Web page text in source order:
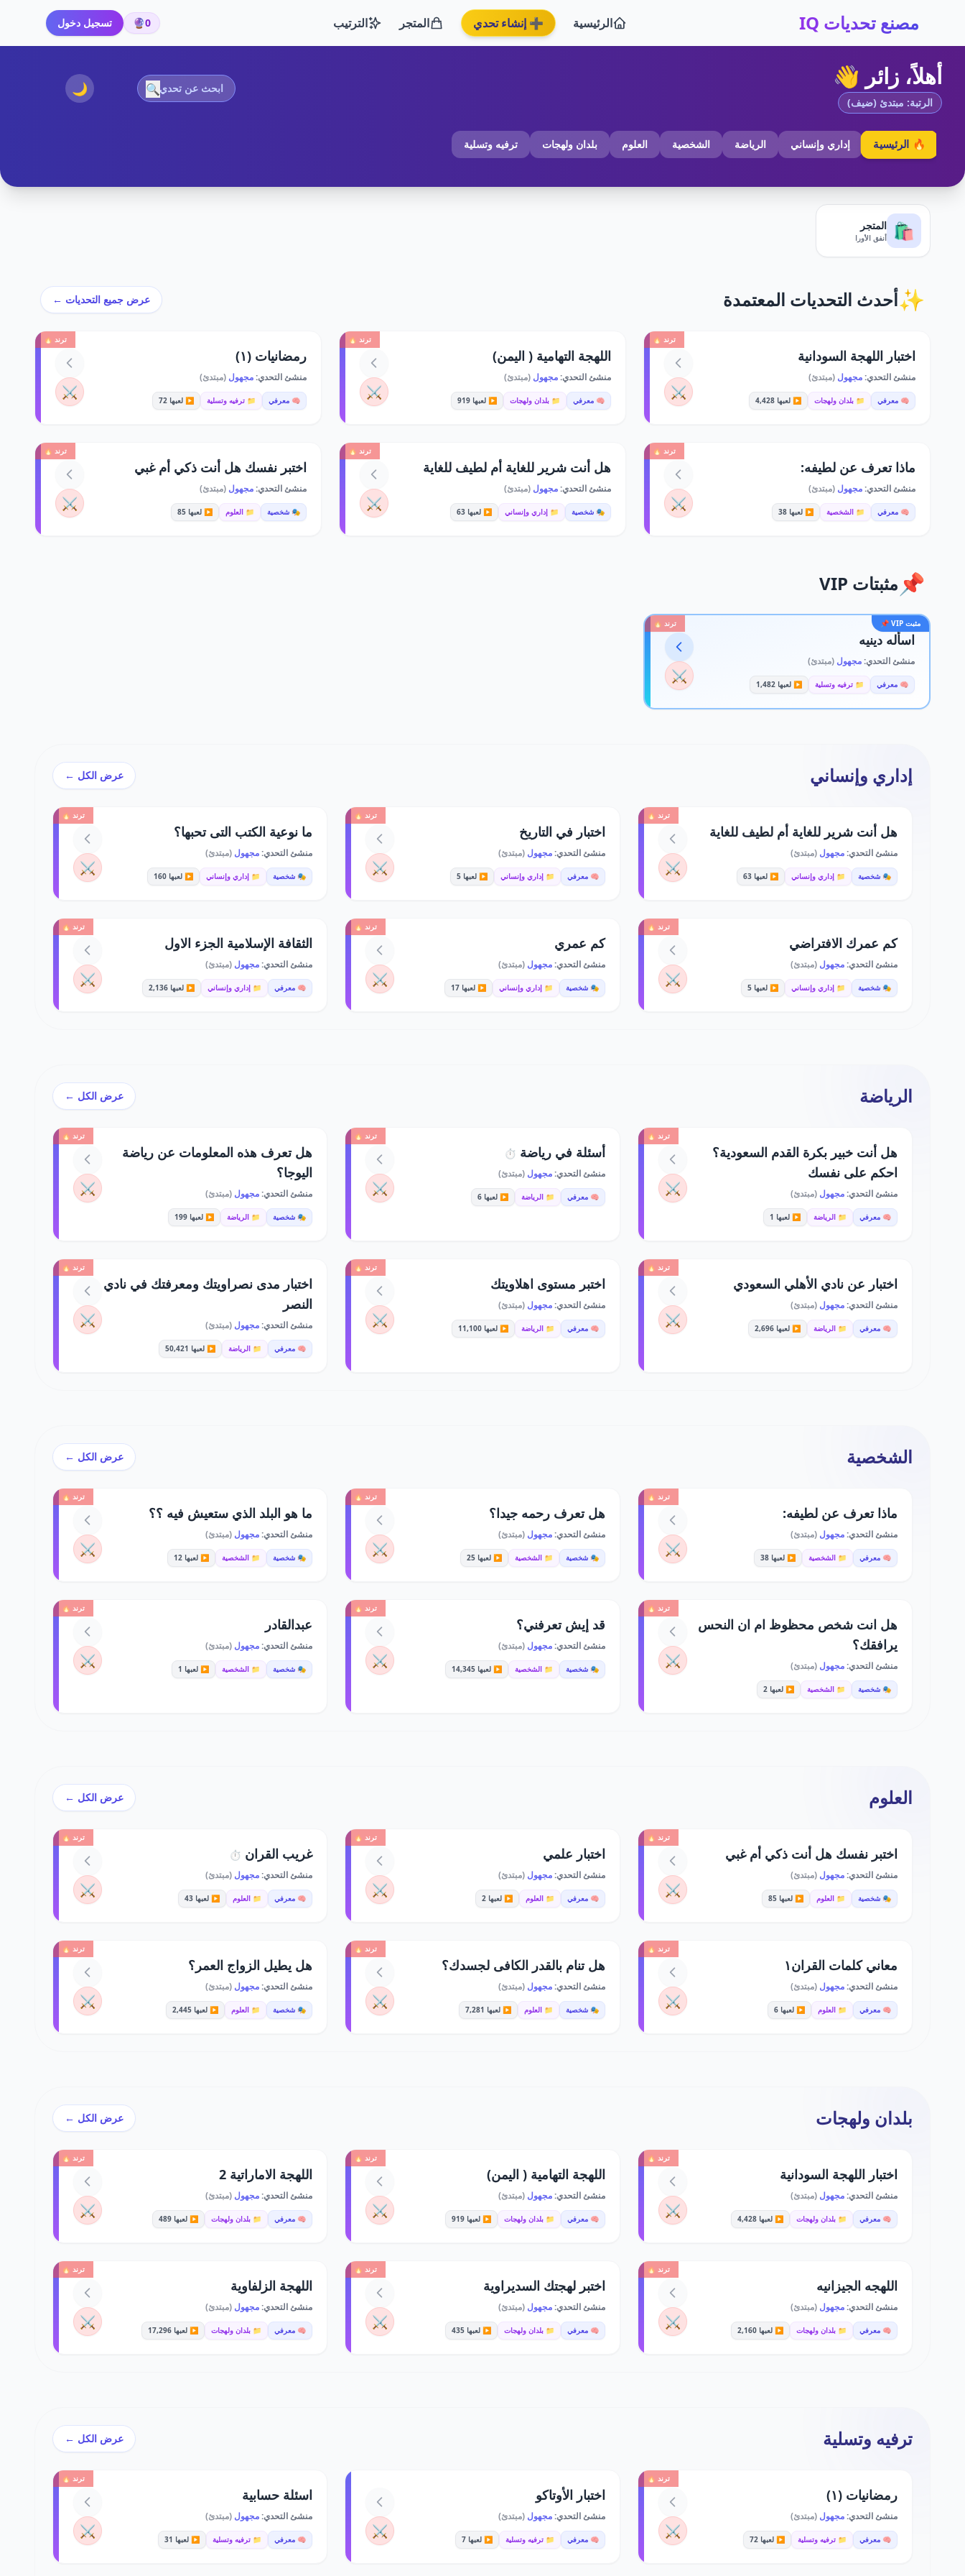
مصنع تحديات IQ الرئيسية ➕ إنشاء تحدي المتجر الترتيب 0
🔮 تسجيل دخول
أهلاً، زائر 👋
الرتبة: مبتدئ (ضيف)
🔍
🌙
🔥 الرئيسية إداري وإنساني الرياضة الشخصية العلوم بلدان ولهجات ترفيه وتسلية
🛍️ المتجر
أنفق الأورا
✨أحدث التحديات المعتمدة عرض جميع التحديات ←
ترند 🔥
اختبار اللهجة السودانية
منشئ التحدي:مجهول (مبتدئ)
🧠 معرفي 📁 بلدان ولهجات ▶️ لعبها 4,428 ⚔️
ترند 🔥
اللهجة التهامية ( اليمن)
منشئ التحدي:مجهول (مبتدئ)
🧠 معرفي 📁 بلدان ولهجات ▶️ لعبها 919 ⚔️
ترند 🔥
رمضانيات (١)
منشئ التحدي:مجهول (مبتدئ)
🧠 معرفي 📁 ترفيه وتسلية ▶️ لعبها 72 ⚔️
ترند 🔥
ماذا تعرف عن لطيفه:
منشئ التحدي:مجهول (مبتدئ)
🧠 معرفي 📁 الشخصية ▶️ لعبها 38 ⚔️
ترند 🔥
هل أنت شرير للغاية أم لطيف للغاية
منشئ التحدي:مجهول (مبتدئ)
🎭 شخصية 📁 إداري وإنساني ▶️ لعبها 63 ⚔️
ترند 🔥
اختبر نفسك هل أنت ذكي أم غبي
منشئ التحدي:مجهول (مبتدئ)
🎭 شخصية 📁 العلوم ▶️ لعبها 85 ⚔️
📌 مثبتات VIP
مثبت VIP 📌 ترند 🔥
اسأله دينيه
منشئ التحدي:مجهول (مبتدئ)
🧠 معرفي 📁 ترفيه وتسلية ▶️ لعبها 1,482 ⚔️
إداري وإنساني عرض الكل ←
ترند 🔥
هل أنت شرير للغاية أم لطيف للغاية
منشئ التحدي:مجهول (مبتدئ)
🎭 شخصية 📁 إداري وإنساني ▶️ لعبها 63 ⚔️
ترند 🔥
اختبار في التاريخ
منشئ التحدي:مجهول(مبتدئ)
🧠 معرفي 📁 إداري وإنساني ▶️ لعبها 5 ⚔️
ترند 🔥
ما نوعية الكتب التى تحبها؟
منشئ التحدي:مجهول (مبتدئ)
🎭 شخصية 📁 إداري وإنساني ▶️ لعبها 160 ⚔️
ترند 🔥
كم عمرك الافتراضي
منشئ التحدي:مجهول (مبتدئ)
🎭 شخصية 📁 إداري وإنساني ▶️ لعبها 5 ⚔️
ترند 🔥
كم عمري
منشئ التحدي:مجهول(مبتدئ)
🎭 شخصية 📁 إداري وإنساني ▶️ لعبها 17 ⚔️
ترند 🔥
الثقافة الإسلامية الجزء الاول
منشئ التحدي:مجهول (مبتدئ)
🧠 معرفي 📁 إداري وإنساني ▶️ لعبها 2,136 ⚔️
الرياضة عرض الكل ←
ترند 🔥
هل أنت خبير بكرة القدم السعودية؟
احكم على نفسك
منشئ التحدي:مجهول (مبتدئ)
🧠 معرفي 📁 الرياضة ▶️ لعبها 1
⚔️
ترند 🔥
أسئلة في رياضة ⏱️
منشئ التحدي:مجهول(مبتدئ)
🧠 معرفي 📁 الرياضة ▶️ لعبها 6 ⚔️
ترند 🔥
هل تعرف هذه المعلومات عن رياضة
اليوجا؟
منشئ التحدي:مجهول (مبتدئ)
🎭 شخصية 📁 الرياضة ▶️ لعبها 199
⚔️
ترند 🔥
اختبار عن نادي الأهلي السعودي
منشئ التحدي:مجهول (مبتدئ)
🧠 معرفي 📁 الرياضة ▶️ لعبها 2,696 ⚔️
ترند 🔥
اختبر مستوى اهلاويتك
منشئ التحدي:مجهول(مبتدئ)
🧠 معرفي 📁 الرياضة ▶️ لعبها 11,100 ⚔️
ترند 🔥
اختبار مدى نصراويتك ومعرفتك في نادي
النصر
منشئ التحدي:مجهول (مبتدئ)
🧠 معرفي 📁 الرياضة ▶️ لعبها 50,421
⚔️
الشخصية عرض الكل ←
ترند 🔥
ماذا تعرف عن لطيفه:
منشئ التحدي:مجهول (مبتدئ)
🧠 معرفي 📁 الشخصية ▶️ لعبها 38 ⚔️
ترند 🔥
هل تعرف رحمه جيدا؟
منشئ التحدي:مجهول(مبتدئ)
🎭 شخصية 📁 الشخصية ▶️ لعبها 25 ⚔️
ترند 🔥
ما هو البلد الذي ستعيش فيه ؟؟
منشئ التحدي:مجهول (مبتدئ)
🎭 شخصية 📁 الشخصية ▶️ لعبها 12 ⚔️
ترند 🔥
هل انت شخص محظوظ ام ان النحس
يرافقك؟
منشئ التحدي:مجهول (مبتدئ)
🎭 شخصية 📁 الشخصية ▶️ لعبها 2
⚔️
ترند 🔥
قد إيش تعرفني؟
منشئ التحدي:مجهول(مبتدئ)
🎭 شخصية 📁 الشخصية ▶️ لعبها 14,345 ⚔️
ترند 🔥
عبدالقادر
منشئ التحدي:مجهول (مبتدئ)
🎭 شخصية 📁 الشخصية ▶️ لعبها 1 ⚔️
العلوم عرض الكل ←
ترند 🔥
اختبر نفسك هل أنت ذكي أم غبي
منشئ التحدي:مجهول (مبتدئ)
🎭 شخصية 📁 العلوم ▶️ لعبها 85 ⚔️
ترند 🔥
اختبار علمي
منشئ التحدي:مجهول(مبتدئ)
🧠 معرفي 📁 العلوم ▶️ لعبها 2 ⚔️
ترند 🔥
غريب القران ⏱️
منشئ التحدي:مجهول (مبتدئ)
🧠 معرفي 📁 العلوم ▶️ لعبها 43 ⚔️
ترند 🔥
معاني كلمات القران١
منشئ التحدي:مجهول (مبتدئ)
🧠 معرفي 📁 العلوم ▶️ لعبها 6 ⚔️
ترند 🔥
هل تنام بالقدر الكافى لجسدك؟
منشئ التحدي:مجهول(مبتدئ)
🎭 شخصية 📁 العلوم ▶️ لعبها 7,281 ⚔️
ترند 🔥
هل يطيل الزواج العمر؟
منشئ التحدي:مجهول (مبتدئ)
🎭 شخصية 📁 العلوم ▶️ لعبها 2,445 ⚔️
بلدان ولهجات عرض الكل ←
ترند 🔥
اختبار اللهجة السودانية
منشئ التحدي:مجهول (مبتدئ)
🧠 معرفي 📁 بلدان ولهجات ▶️ لعبها 4,428 ⚔️
ترند 🔥
اللهجة التهامية ( اليمن)
منشئ التحدي:مجهول(مبتدئ)
🧠 معرفي 📁 بلدان ولهجات ▶️ لعبها 919 ⚔️
ترند 🔥
اللهجة الاماراتية 2
منشئ التحدي:مجهول (مبتدئ)
🧠 معرفي 📁 بلدان ولهجات ▶️ لعبها 489 ⚔️
ترند 🔥
اللهجه الجيزانيه
منشئ التحدي:مجهول (مبتدئ)
🧠 معرفي 📁 بلدان ولهجات ▶️ لعبها 2,160 ⚔️
ترند 🔥
اختبر لهجتك السديراوية
منشئ التحدي:مجهول(مبتدئ)
🧠 معرفي 📁 بلدان ولهجات ▶️ لعبها 435 ⚔️
ترند 🔥
اللهجة الزلفاوية
منشئ التحدي:مجهول (مبتدئ)
🧠 معرفي 📁 بلدان ولهجات ▶️ لعبها 17,296 ⚔️
ترفيه وتسلية عرض الكل ←
ترند 🔥
رمضانيات (١)
منشئ التحدي:مجهول (مبتدئ)
🧠 معرفي 📁 ترفيه وتسلية ▶️ لعبها 72 ⚔️
اختبار الأوتاكو
منشئ التحدي:مجهول(مبتدئ)
🧠 معرفي 📁 ترفيه وتسلية ▶️ لعبها 7 ⚔️
ترند 🔥
اسئلة حسابية
منشئ التحدي:مجهول (مبتدئ)
🧠 معرفي 📁 ترفيه وتسلية ▶️ لعبها 31 ⚔️